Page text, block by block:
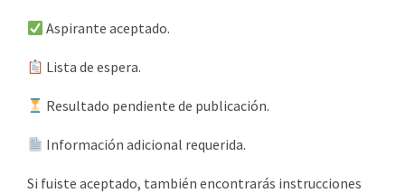
Aspirante aceptado.
Lista de espera.
Resultado pendiente de publicación.
Información adicional requerida.
Si fuiste aceptado, también encontrarás instrucciones